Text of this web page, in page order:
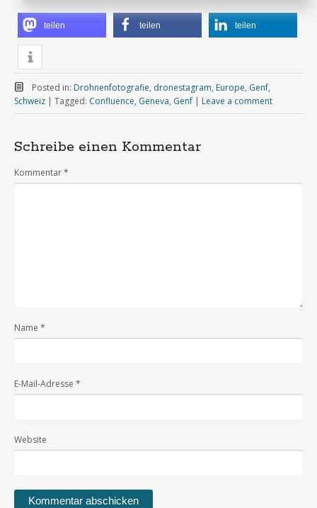
teilen teilen teilen
Posted in: Drohnenfotografie, dronestagram, Europe, Genf,
Schweiz | Tagged: Confluence, Geneva, Genf | Leave a comment
Schreibe einen Kommentar
Kommentar*
Name *
E-Mail-Adresse *
Website